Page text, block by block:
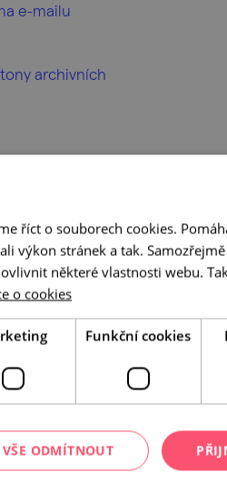
e-mailu
archivních
říct o souborech cookies.
výkon stránek a tak.
některé vlastnosti webu.
o cookies
Funkční cookies
VŠE ODMÍTNOUT